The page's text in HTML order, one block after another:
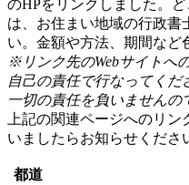
のHPをリンクしました。
は、お住まい地域の行政書
い。金額や方法、期間など
※リンク先のWebサイトへ
自己の責任で行なってく
一切の責任を負いませんの
上記の関連ページへのリ
いましたらお知らせくだ
都道